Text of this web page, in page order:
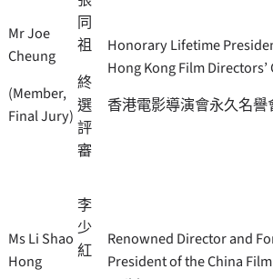
Mr Joe
Cheung
(Member,
Final Jury)
同
祖
終
選
評
審
Honorary Lifetime
Hong Kong Film Directors’
香港電影導演會永久名譽
Ms Li Shao
Hong
李
少
紅
Renowned Director and
President of the China